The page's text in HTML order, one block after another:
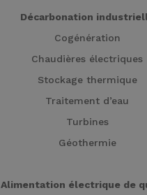
Décarbonation
Cogénération
Chaudières électriques
Stockage thermique
Traitement d’eau
Turbines
Géothermie
Alimentation électrique de